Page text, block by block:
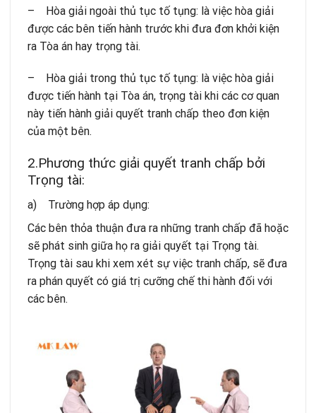
– Hòa giải ngoài thủ tục tố tụng: là việc hòa giải
được các bên tiến hành trước khi đưa đơn khởi kiện
ra Tòa án hay trọng tài.
– Hòa giải trong thủ tục tố tụng: là việc hòa giải
được tiến hành tại Tòa án, trọng tài khi các cơ quan
này tiến hành giải quyết tranh chấp theo đơn kiện
của một bên.
2.Phương thức giải quyết tranh chấp bởi
Trọng tài:
a) Trường hợp áp dụng:
Các bên thỏa thuận đưa ra những tranh chấp đã hoặc
sẽ phát sinh giữa họ ra giải quyết tại Trọng tài.
Trọng tài sau khi xem xét sự việc tranh chấp, sẽ đưa
ra phán quyết có giá trị cưỡng chế thi hành đối với
các bên.